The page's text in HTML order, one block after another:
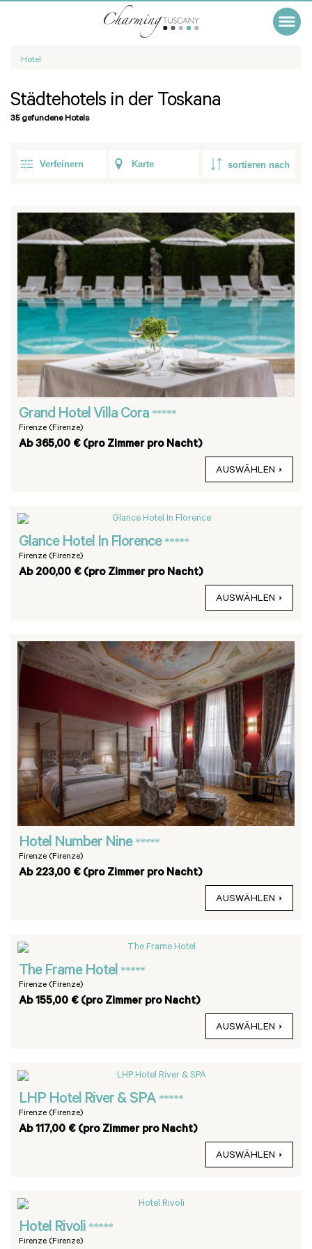
Hotel
Städtehotels in der Toskana
35 gefundene Hotels
Verfeinern Karte
Grand Hotel Villa Cora *****
Firenze (Firenze)
Ab 365,00 € (pro Zimmer pro Nacht)
AUSWÄHLEN
Glance Hotel In Florence *****
Firenze (Firenze)
Ab 200,00 € (pro Zimmer pro Nacht)
AUSWÄHLEN
Hotel Number Nine *****
Firenze (Firenze)
Ab 223,00 € (pro Zimmer pro Nacht)
AUSWÄHLEN
The Frame Hotel *****
Firenze (Firenze)
Ab 155,00 € (pro Zimmer pro Nacht)
AUSWÄHLEN
LHP Hotel River & SPA *****
Firenze (Firenze)
Ab 117,00 € (pro Zimmer pro Nacht)
AUSWÄHLEN
Hotel Rivoli *****
Firenze (Firenze)